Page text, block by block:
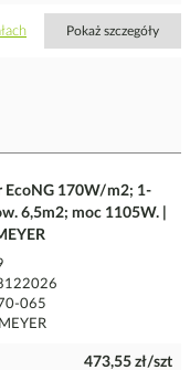
Pokaż szczegóły
EcoNG 170W/m2; 1-
6,5m2; moc 1105W. |
065
473,55 zł/szt